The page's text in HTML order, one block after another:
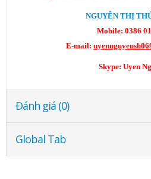
NGUYỄN THỊ
Mobile: 0386
E-mail:
Skype: Uyen
Đánh giá (0)
Global Tab